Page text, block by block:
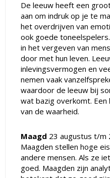
De leeuw heeft een
aan om indruk op je te
het overdrijven van
ook goede
in het vergeven van
door met hun leven.
inlevingsvermogen en
nemen vaak
waardoor de leeuw bij
wat bazig overkomt. Een
van de waarheid.
Maagd 23 augustus t/m
Maagden stellen hoge
andere mensen. Als ze
goed. Maagden zijn